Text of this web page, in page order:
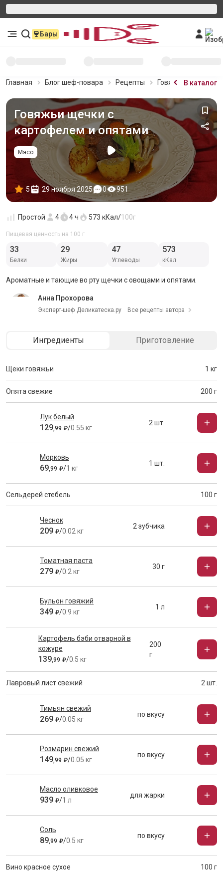
Бары
Главная Блог шеф-повара Рецепты Говяжьи щечки с
В каталог
Говяжьи щечки с
картофелем и опятами
Мясо
5 29 ноября 2025 0 951
Простой 4 4 ч 573 кКал/100г
Пищевая ценность на 100 г
33
Белки
29
Жиры
47
Углеводы
573
кКал
Ароматные и тающие во рту щечки с овощами и опятами.
Анна Прохорова
Эксперт-шеф Деликатеска.ру Все рецепты автора
Ингредиенты Приготовление
Щеки говяжьи 1 кг
Опята свежие 200 г
Лук белый
129,99 ₽/0.55 кг
2 шт.
Морковь
69,99 ₽/1 кг
1 шт.
Сельдерей стебель 100 г
Чеснок
209 ₽/0.02 кг
2 зубчика
Томатная паста
279 ₽/0.2 кг
30 г
Бульон говяжий
349 ₽/0.9 кг
1 л
Картофель бэби отварной в
кожуре
139,99 ₽/0.5 кг
200
г
Лавровый лист свежий 2 шт.
Тимьян свежий
269 ₽/0.05 кг
по вкусу
Розмарин свежий
149,99 ₽/0.05 кг
по вкусу
Масло оливковое
939 ₽/1 л
для жарки
Соль
89,99 ₽/0.5 кг
по вкусу
Вино красное сухое 100 г